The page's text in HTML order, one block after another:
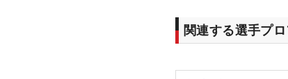
関連する選手プ